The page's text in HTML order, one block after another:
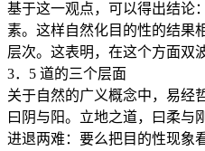
基于这一观点，可以得出结论
素。这样自然化目的性的结果
层次。这表明，在这个方面双
3．5 道的三个层面
关于自然的广义概念中，易经
曰阴与阳。立地之道，曰柔与
进退两难：要么把目的性现象